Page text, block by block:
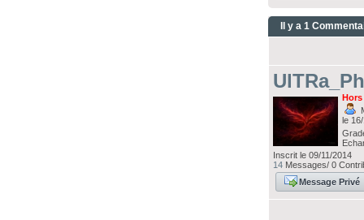
Il y a 1
le
Inscrit le 09/11/2014
14 Messages/ 0
Message Privé